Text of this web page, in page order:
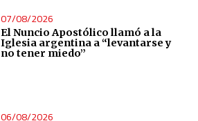
07/08/2026
El Nuncio Apostólico llamó a la
Iglesia argentina a “levantarse y
no tener miedo”
06/08/2026